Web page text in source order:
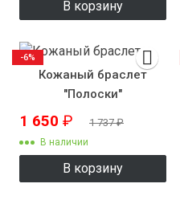
В корзину
Кожаный браслет
"Полоски"
1 650 ₽ 1 737₽
В наличии
В корзину
-6%